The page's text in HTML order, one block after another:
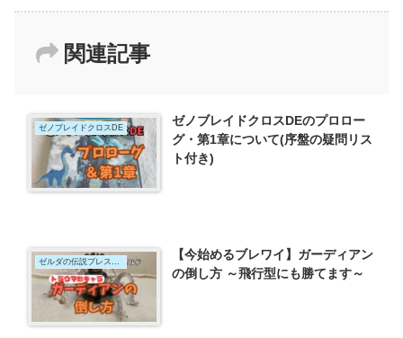
関連記事
ゼノブレイドクロスDE
ゼノブレイドクロスDEのプロロー
グ・第1章について(序盤の疑問リス
ト付き)
【今始めるブレワイ】ガーディアン
の倒し方 ～飛行型にも勝てます～